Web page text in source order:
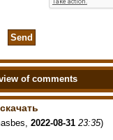
of comments
2022-08-31 23:35)